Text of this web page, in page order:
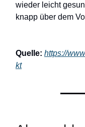
wieder leicht
knapp über dem
Quelle: https://
kt